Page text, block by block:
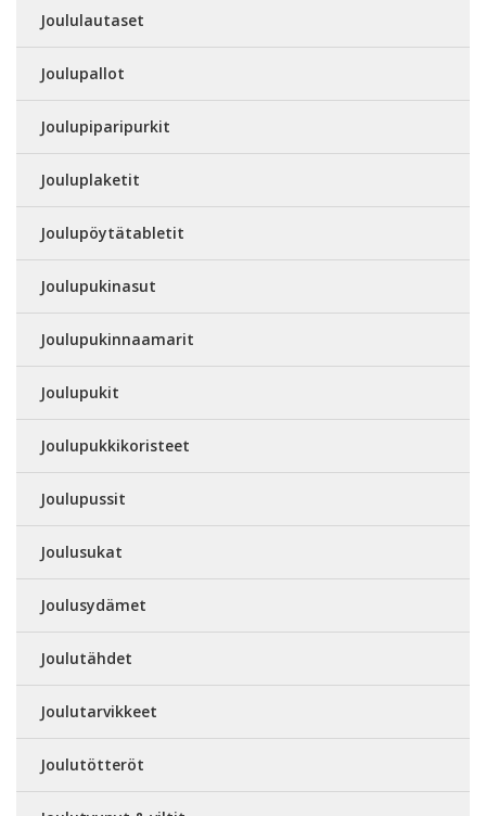
Joululautaset
Joulupallot
Joulupiparipurkit
Jouluplaketit
Joulupöytätabletit
Joulupukinasut
Joulupukinnaamarit
Joulupukit
Joulupukkikoristeet
Joulupussit
Joulusukat
Joulusydämet
Joulutähdet
Joulutarvikkeet
Joulutötteröt